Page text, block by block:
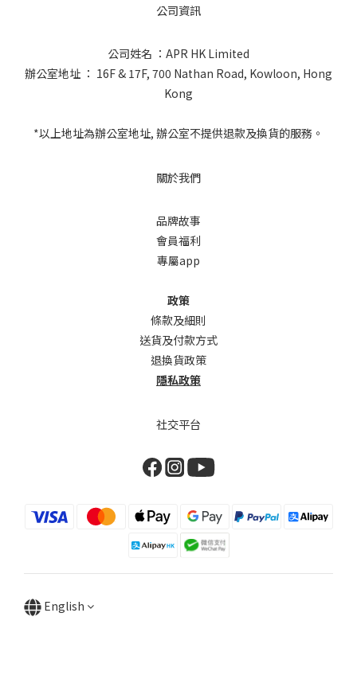
公司資訊
公司姓名 ：APR HK Limited
辦公室地址 ： 16F & 17F, 700 Nathan Road, Kowloon, Hong
Kong
*以上地址為辦公室地址, 辦公室不提供退款及換貨的服務。
關於我們
品牌故事
會員福利
專屬app
政策
條款及細則
送貨及付款方式
退換貨政策
隱私政策
社交平台
English